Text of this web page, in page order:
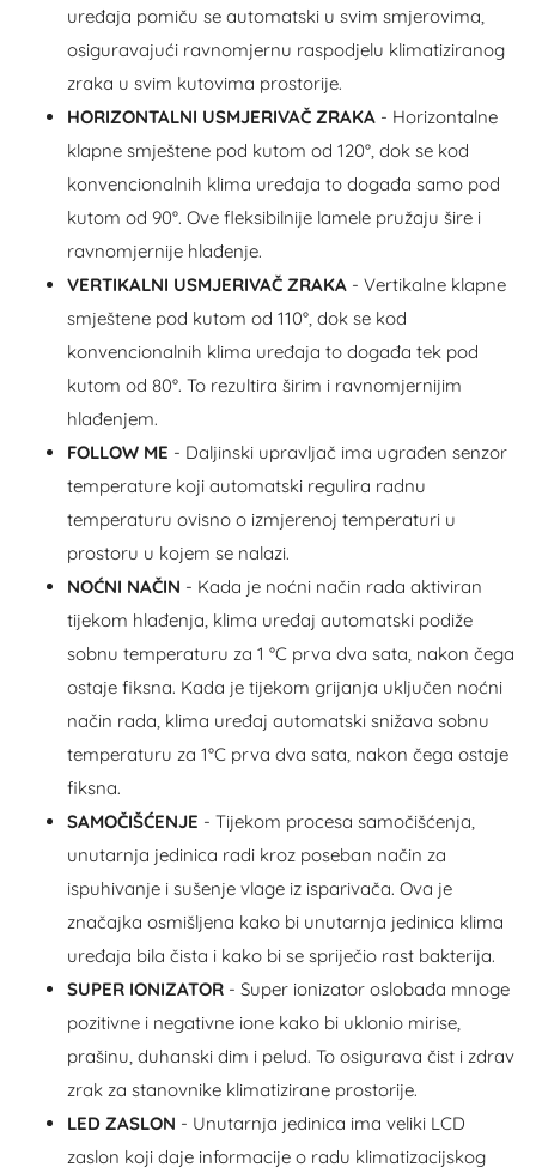
uređaja pomiču se automatski u svim smjerovima,
osiguravajući ravnomjernu raspodjelu klimatiziranog
zraka u svim kutovima prostorije.
HORIZONTALNI USMJERIVAČ ZRAKA - Horizontalne
klapne smještene pod kutom od 120°, dok se kod
konvencionalnih klima uređaja to događa samo pod
kutom od 90°. Ove fleksibilnije lamele pružaju šire i
ravnomjernije hlađenje.
VERTIKALNI USMJERIVAČ ZRAKA - Vertikalne klapne
smještene pod kutom od 110°, dok se kod
konvencionalnih klima uređaja to događa tek pod
kutom od 80°. To rezultira širim i ravnomjernijim
hlađenjem.
FOLLOW ME - Daljinski upravljač ima ugrađen senzor
temperature koji automatski regulira radnu
temperaturu ovisno o izmjerenoj temperaturi u
prostoru u kojem se nalazi.
NOĆNI NAČIN - Kada je noćni način rada aktiviran
tijekom hlađenja, klima uređaj automatski podiže
sobnu temperaturu za 1 °C prva dva sata, nakon čega
ostaje fiksna. Kada je tijekom grijanja uključen noćni
način rada, klima uređaj automatski snižava sobnu
temperaturu za 1°C prva dva sata, nakon čega ostaje
fiksna.
SAMOČIŠĆENJE - Tijekom procesa samočišćenja,
unutarnja jedinica radi kroz poseban način za
ispuhivanje i sušenje vlage iz isparivača. Ova je
značajka osmišljena kako bi unutarnja jedinica klima
uređaja bila čista i kako bi se spriječio rast bakterija.
SUPER IONIZATOR - Super ionizator oslobađa mnoge
pozitivne i negativne ione kako bi uklonio mirise,
prašinu, duhanski dim i pelud. To osigurava čist i zdrav
zrak za stanovnike klimatizirane prostorije.
LED ZASLON - Unutarnja jedinica ima veliki LCD
zaslon koji daje informacije o radu klimatizacijskog